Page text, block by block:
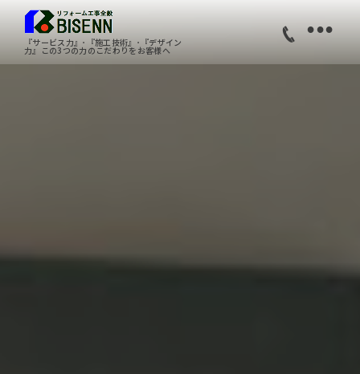
『サービス力』･『施工技術』･『デザイン
力』この3つの力のこだわりをお客様へ
•